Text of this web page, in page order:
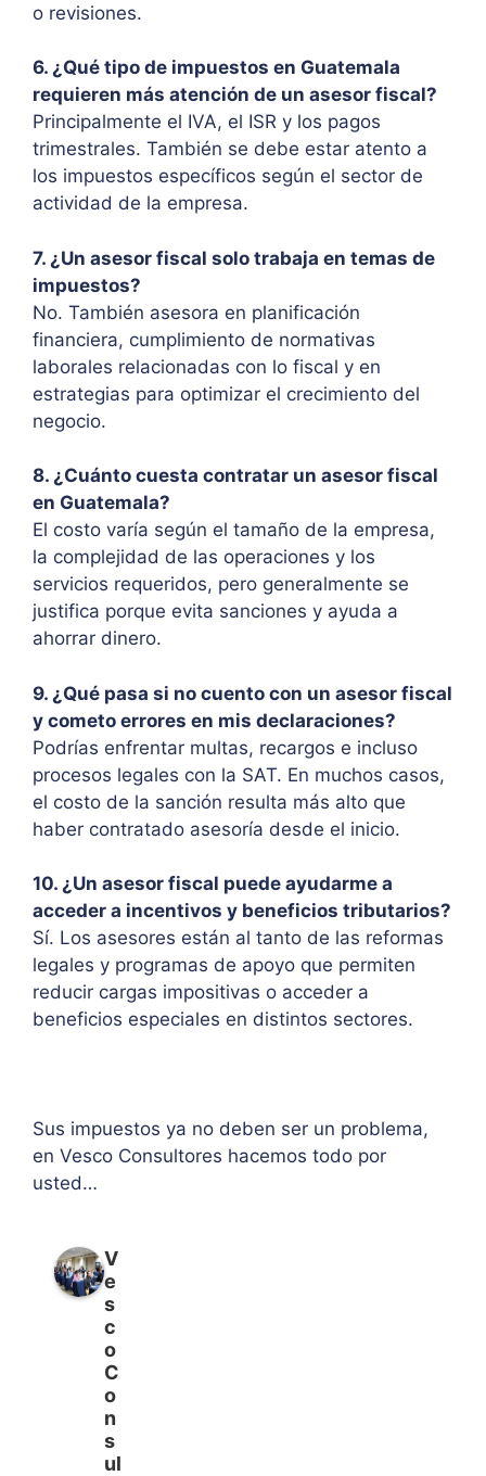
o revisiones.
6. ¿Qué tipo de impuestos en Guatemala
requieren más atención de un asesor fiscal?
Principalmente el IVA, el ISR y los pagos
trimestrales. También se debe estar atento a
los impuestos específicos según el sector de
actividad de la empresa.
7. ¿Un asesor fiscal solo trabaja en temas de
impuestos?
No. También asesora en planificación
financiera, cumplimiento de normativas
laborales relacionadas con lo fiscal y en
estrategias para optimizar el crecimiento del
negocio.
8. ¿Cuánto cuesta contratar un asesor fiscal
en Guatemala?
El costo varía según el tamaño de la empresa,
la complejidad de las operaciones y los
servicios requeridos, pero generalmente se
justifica porque evita sanciones y ayuda a
ahorrar dinero.
9. ¿Qué pasa si no cuento con un asesor fiscal
y cometo errores en mis declaraciones?
Podrías enfrentar multas, recargos e incluso
procesos legales con la SAT. En muchos casos,
el costo de la sanción resulta más alto que
haber contratado asesoría desde el inicio.
10. ¿Un asesor fiscal puede ayudarme a
acceder a incentivos y beneficios tributarios?
Sí. Los asesores están al tanto de las reformas
legales y programas de apoyo que permiten
reducir cargas impositivas o acceder a
beneficios especiales en distintos sectores.
Sus impuestos ya no deben ser un problema,
en Vesco Consultores hacemos todo por
usted…
V
e
s
c
o
C
o
n
s
ul